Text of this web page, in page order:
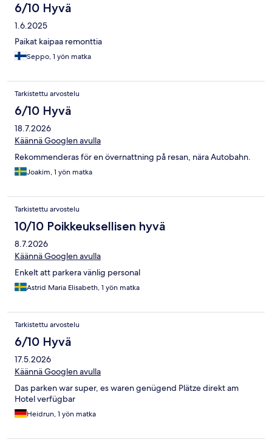
6/10 Hyvä
1.6.2025
Paikat kaipaa remonttia
Seppo, 1 yön matka
Tarkistettu arvostelu
6/10 Hyvä
18.7.2026
Käännä Googlen avulla
Rekommenderas för en övernattning på resan, nära Autobahn.
Joakim, 1 yön matka
Tarkistettu arvostelu
10/10 Poikkeuksellisen hyvä
8.7.2026
Käännä Googlen avulla
Enkelt att parkera vänlig personal
Astrid Maria Elisabeth, 1 yön matka
Tarkistettu arvostelu
6/10 Hyvä
17.5.2026
Käännä Googlen avulla
Das parken war super, es waren genügend Plätze direkt am
Hotel verfügbar
Heidrun, 1 yön matka